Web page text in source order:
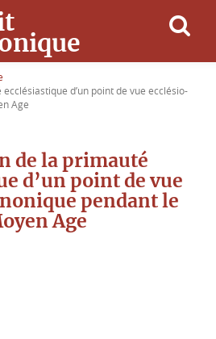
d’un point de vue ecclésio-
Age
de la primauté
d’un point de vue
pendant le
Age